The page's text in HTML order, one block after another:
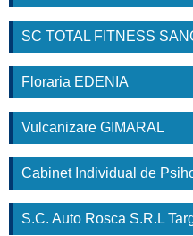
SC TOTAL FITNESS
Floraria EDENIA
Vulcanizare GIMARAL
Cabinet Individual de
S.C. Auto Rosca S.R.L